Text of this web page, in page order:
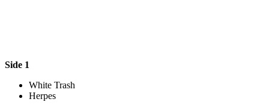
Side 1
White Trash
Herpes